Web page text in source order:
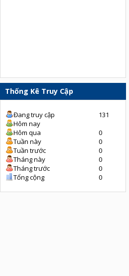
Thống Kê Truy Cập
Đang truy cập
131
Hôm nay
Hôm qua
0
Tuần này
0
Tuần trước
0
Tháng này
0
Tháng trước
0
Tổng cộng
0